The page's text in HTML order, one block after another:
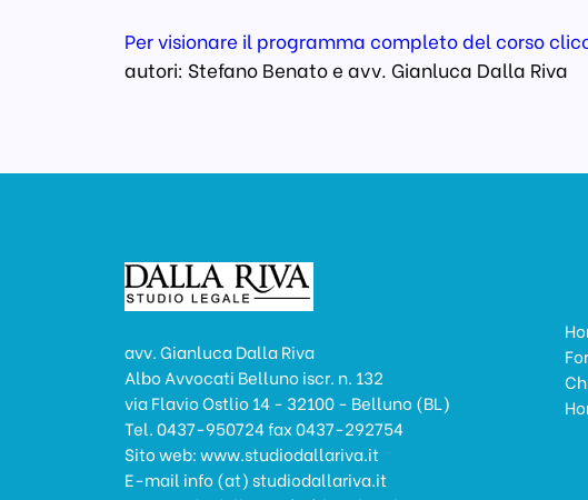
Per visionare il programma completo del corso
autori: Stefano Benato e avv. Gianluca Dalla Riva
avv. Gianluca Dalla Riva
Albo Avvocati Belluno iscr. n. 132
via Flavio Ostlio 14 - 32100 - Belluno (BL)
Tel. 0437-950724 fax 0437-292754
Sito web: www.studiodallariva.it
E-mail info (at) studiodallariva.it